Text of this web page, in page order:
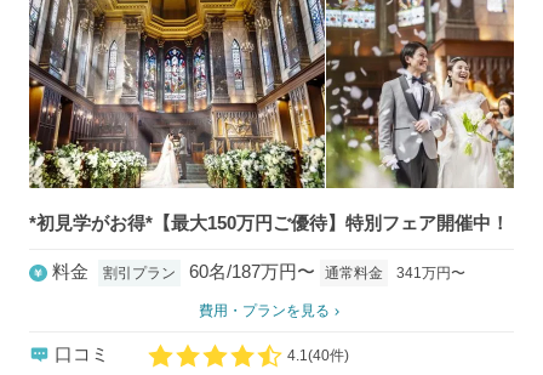
*初見学がお得*【最大150万円ご優待】特別フェア開催中！
料金 割引プラン 60名/187万円〜 通常料金 341万円〜
費用・プランを見る
口コミ 口コミ評価
4.1(40件)